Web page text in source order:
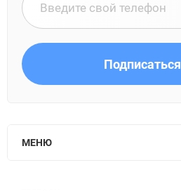
Подписаться
МЕНЮ